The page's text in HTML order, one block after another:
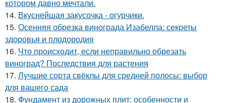
котором давно мечтали.
14. Вкуснейшая закусочка - огурчики.
15. Осенняя обрезка винограда Изабелла: секреты
здоровья и плодородия
16. Что происходит, если неправильно обрезать
виноград? Последствия для растения
17. Лучшие сорта свёклы для средней полосы: выбор
для вашего сада
18. Фундамент из дорожных плит: особенности и